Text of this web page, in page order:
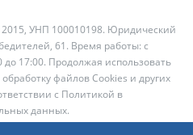
2015, УНП 100010198. Юридический
61. Время работы: с
17:00. Продолжая использовать
файлов Cookies и других
с Политикой в
данных.